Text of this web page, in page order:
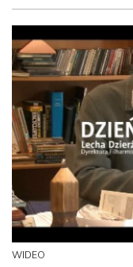
WIDEO